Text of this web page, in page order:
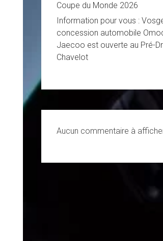
Coupe du Monde 2026
Information pour vous :
concession automobile
Jaecoo est ouverte au Pré-
Chavelot
Aucun commentaire à